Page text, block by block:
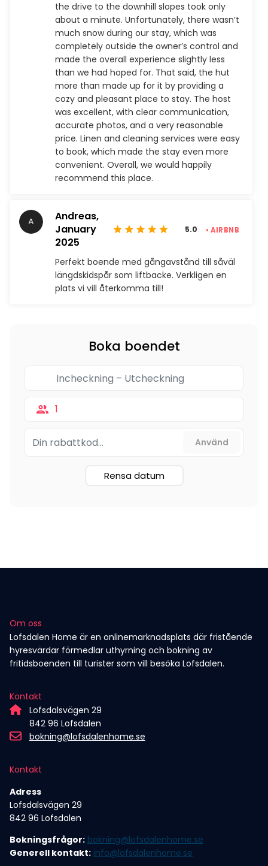
the drive to the downhill slopes took only
about a minute. Unfortunately, there wasn’t
much snow during our stay, which was
completely outside the owner’s control and
made the overall experience slightly less
than we had hoped for. That said, the hut
more than made up for it by providing a
cozy and pleasant place to stay. The host
was excellent, with clear communication,
accurate photos, and a very reasonable
price. Linen and cleaning services were easy
to book, which made the stay even more
convenient. Overall, we would happily
recommend this place.
Andreas,
January
2025
5.0 • AIRBNB
Perfekt boende med gångavstånd till såväl
längdskidspår som liftbacke. Verkligen en
plats vi vill återkomma till!
Boka boendet
1
Rensa datum
Om oss
Lofsdalen Home är en onlinemarknadsplats där fristående
hyresvärdar förmedlar uthyrning och bokning av
fritidsboenden till turister som vill besöka Lofsdalen.
Kontakt
Lofsdalsvägen 29
842 96 Lofsdalen
bokning@lofsdalenhome.se
Kontakt
Adress
Lofsdalsvägen 29
842 96 Lofsdalen
Bokningsfrågor: bokning@lofsdalenhome.se
Generell kontakt: info@lofsdalenhome.se